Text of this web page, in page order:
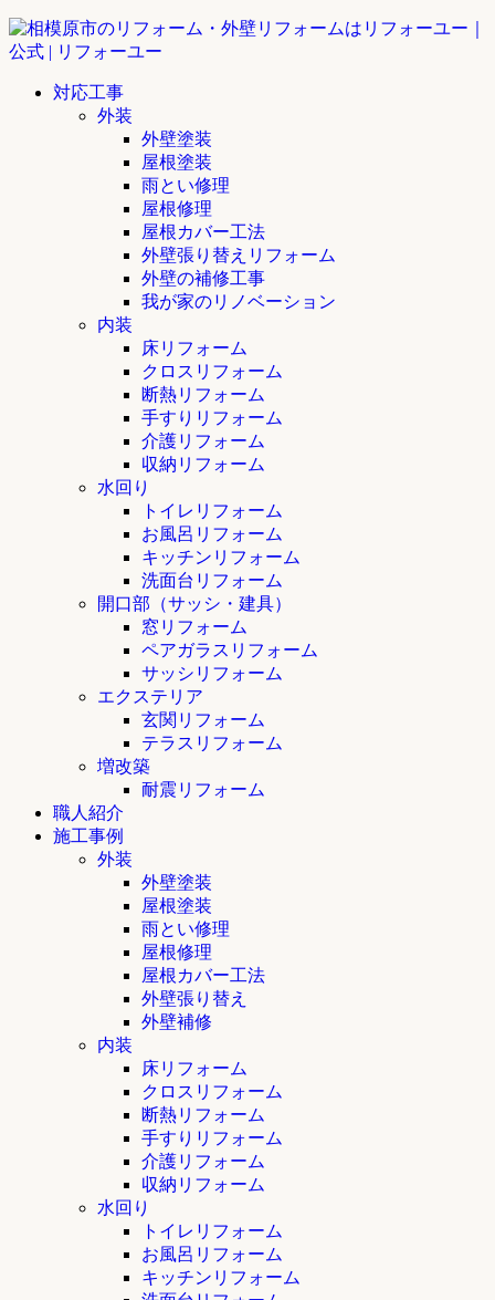
対応工事
外装
外壁塗装
屋根塗装
雨とい修理
屋根修理
屋根カバー工法
外壁張り替えリフォーム
外壁の補修工事
我が家のリノベーション
内装
床リフォーム
クロスリフォーム
断熱リフォーム
手すりリフォーム
介護リフォーム
収納リフォーム
水回り
トイレリフォーム
お風呂リフォーム
キッチンリフォーム
洗面台リフォーム
開口部（サッシ・建具）
窓リフォーム
ペアガラスリフォーム
サッシリフォーム
エクステリア
玄関リフォーム
テラスリフォーム
増改築
耐震リフォーム
職人紹介
施工事例
外装
外壁塗装
屋根塗装
雨とい修理
屋根修理
屋根カバー工法
外壁張り替え
外壁補修
内装
床リフォーム
クロスリフォーム
断熱リフォーム
手すりリフォーム
介護リフォーム
収納リフォーム
水回り
トイレリフォーム
お風呂リフォーム
キッチンリフォーム